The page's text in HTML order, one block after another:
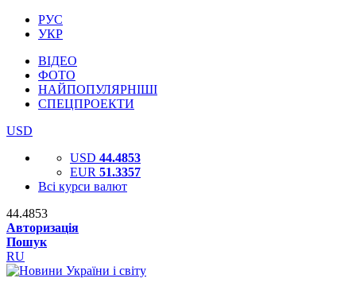
РУС
УКР
ВІДЕО
ФОТО
НАЙПОПУЛЯРНІШІ
СПЕЦПРОЕКТИ
USD
USD 44.4853
EUR 51.3357
Всі курси валют
44.4853
Авторизація
Пошук
RU